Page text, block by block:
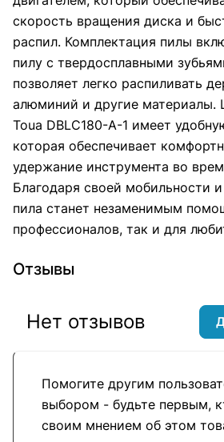
скорость вращения диска и
распил. Комплектация пилы
пилу с твердосплавными
позволяет легко распиливать
алюминий и другие материалы.
Toua DBLC180-A-1 имеет
которая обеспечивает
удержание инструмента во
Благодаря своей мобильности
пила станет незаменимым
профессионалов, так и для
Отзывы
Помогите другим
выбором - будьте первым,
своим мнением об этом
Нет отзывов